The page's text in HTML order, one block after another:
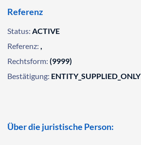
Referenz
Status: ACTIVE
Referenz: ,
Rechtsform: (9999)
Bestätigung: ENTITY_SUPPLIED_ONLY
Über die juristische Person: